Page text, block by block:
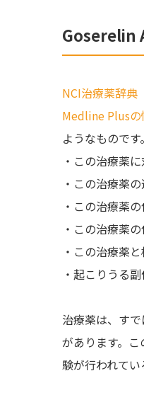
Goserelin
NCI治療薬辞典
Medline Plusの
ようなものです。
・この治療薬
・この治療薬
・この治療薬
・この治療薬
・この治療薬
・起こりうる
治療薬は、す
があります。
験が行われてい